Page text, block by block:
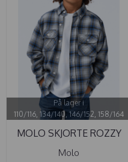
På lager i
110/116, 134/140, 146/152, 158/164
MOLO SKJORTE ROZZY
MOON BLUE ...
Molo